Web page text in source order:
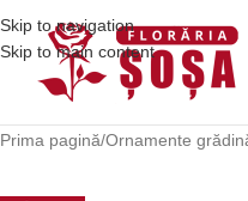
Skip to navigation
Skip to main content
Prima pagină/Ornamente